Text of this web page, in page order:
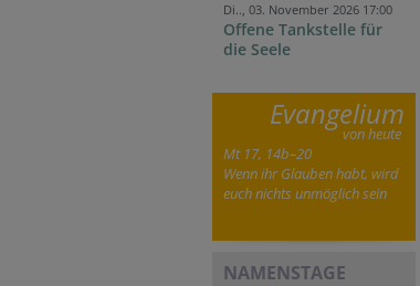
Di.., 03. November 2026 17:00
Offene Tankstelle für
die Seele
Evangelium
von heute
Mt 17, 14b–20
Wenn ihr Glauben habt, wird
euch nichts unmöglich sein
NAMENSTAGE